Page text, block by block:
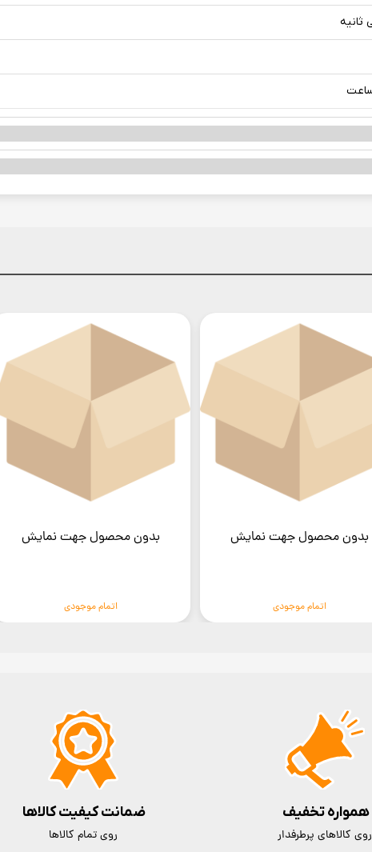
بدون محصول جهت نمایش
اتمام موجودی
بدون محصول جهت نمایش
اتمام موجودی
ضمانت کیفیت کالاها
روی تمام کالاها
همواره تخفیف
روی کالاهای پرطرفدار